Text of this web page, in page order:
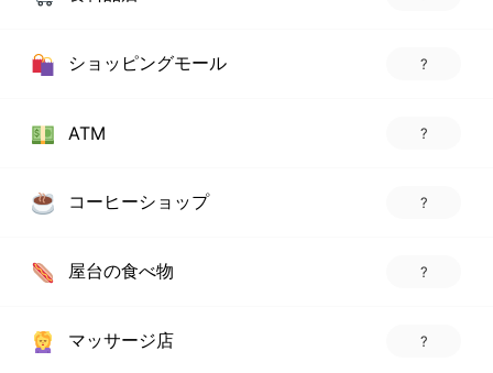
ショッピングモール ?
ATM ?
コーヒーショップ ?
屋台の食べ物 ?
マッサージ店 ?